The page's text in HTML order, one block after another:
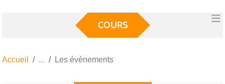
COURS
Accueil Les évènements